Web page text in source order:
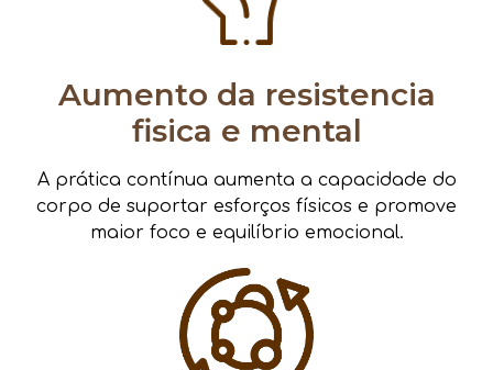
Aumento da resistencia
fisica e mental
A prática contínua aumenta a capacidade do
corpo de suportar esforços físicos e promove
maior foco e equilíbrio emocional.